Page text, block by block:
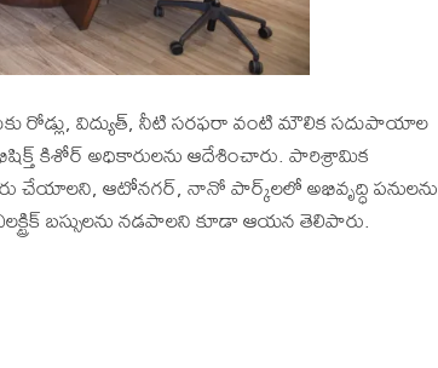
రోడ్లు, విద్యుత్, నీటి సరఫరా వంటి మౌలిక సదుపాయాల
కిశోర్ అధికారులను ఆదేశించారు. పారిశ్రామిక
చేయాలని, ఆటోనగర్, నానో పార్క్‌లలో అభివృద్ధి పనులను
బస్సులను నడపాలని కూడా ఆయన తెలిపారు.